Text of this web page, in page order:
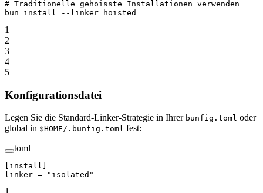
# Traditionelle gehoisste Installationen verwenden
bun install --linker hoisted
1
2
3
4
5
Konfigurationsdatei
Legen Sie die Standard-Linker-Strategie in Ihrer bunfig.toml oder
global in $HOME/.bunfig.toml fest:
toml
install
linker =
"isolated"